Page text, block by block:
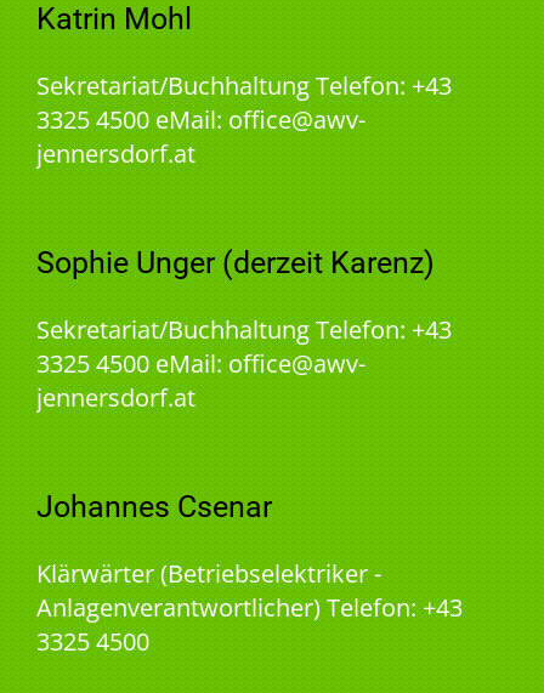
Katrin Mohl
Sekretariat/Buchhaltung Telefon: +43
3325 4500 eMail: office@awv-
jennersdorf.at
Sophie Unger (derzeit Karenz)
Sekretariat/Buchhaltung Telefon: +43
3325 4500 eMail: office@awv-
jennersdorf.at
Johannes Csenar
Klärwärter (Betriebselektriker -
Anlagenverantwortlicher) Telefon: +43
3325 4500